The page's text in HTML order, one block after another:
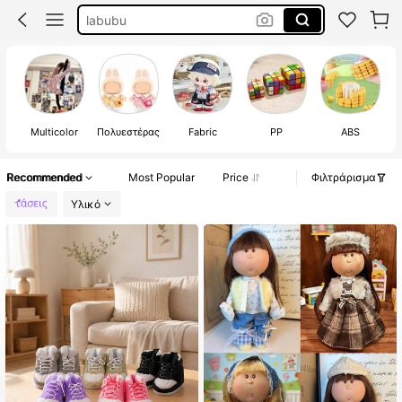
micheal jackson
cortis
Multicolor Πολυεστέρας Fabric PP ABS
Recommended Most Popular Price
Φιλτράρισμα
Υλικό